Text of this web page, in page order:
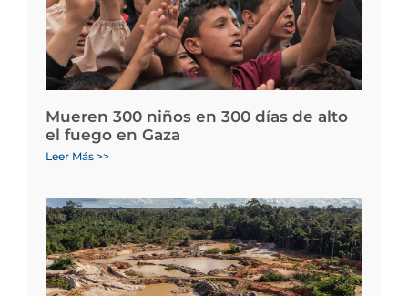
Mueren 300 niños en 300 días de alto
el fuego en Gaza
Leer Más >>